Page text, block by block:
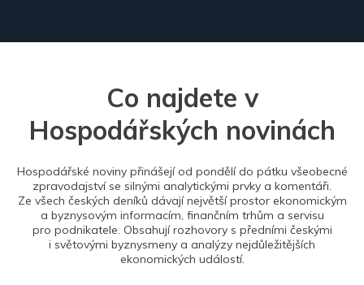
Co najdete v
Hospodářských novinách
Hospodářské noviny přinášejí od pondělí do pátku všeobecné
zpravodajství se silnými analytickými prvky a komentáři.
Ze všech českých deníků dávají největší prostor ekonomickým
a byznysovým informacím, finančním trhům a servisu
pro podnikatele. Obsahují rozhovory s předními českými
i světovými byznysmeny a analýzy nejdůležitějších
ekonomických událostí.